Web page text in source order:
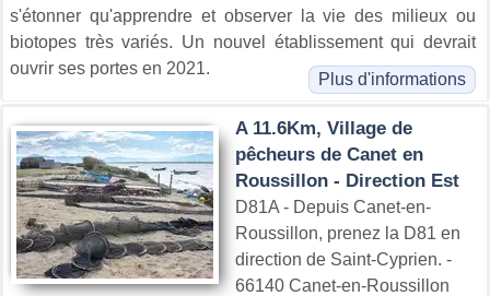
s'étonner qu'apprendre et observer la vie des milieux ou
biotopes très variés. Un nouvel établissement qui devrait
ouvrir ses portes en 2021.
Plus d'informations
A 11.6Km, Village de
pêcheurs de Canet en
Roussillon - Direction Est
D81A - Depuis Canet-en-
Roussillon, prenez la D81 en
direction de Saint-Cyprien. -
66140 Canet-en-Roussillon